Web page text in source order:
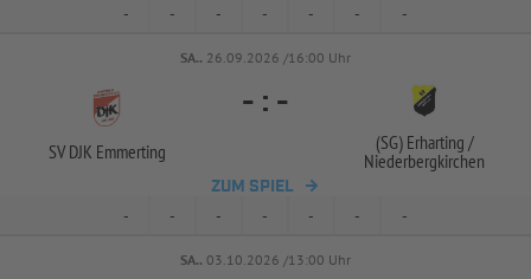
- - - - - - -
SA.. 26.09.2026 /16:00 Uhr
SV DJK Emmerting
- : -
(SG) Erharting /
Niederbergkirchen
ZUM SPIEL
- - - - - - -
SA.. 03.10.2026 /13:00 Uhr